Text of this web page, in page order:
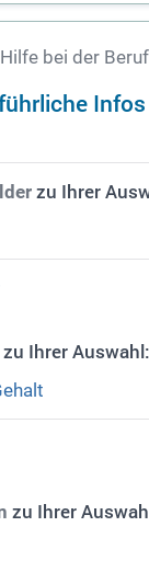
bei der
zu Ihrer
zu Ihrer Auswahl:
zu Ihrer